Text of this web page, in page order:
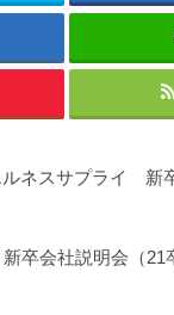
ルネスサプライ 新
卒会社説明会（21